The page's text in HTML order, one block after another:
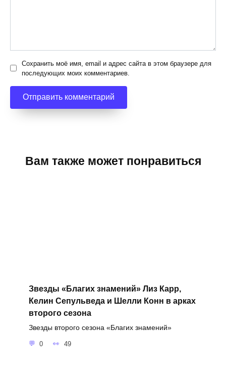
Сохранить моё имя, email и адрес сайта в этом браузере для
последующих моих комментариев.
Вам также может понравиться
Звезды «Благих знамений» Лиз Карр,
Келин Сепульведа и Шелли Конн в арках
второго сезона
Звезды второго сезона «Благих знамений»
0 49